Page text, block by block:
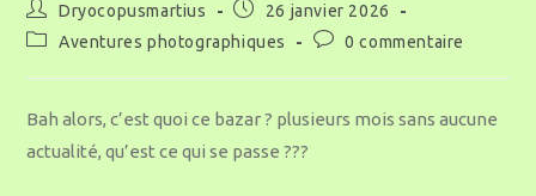
Dryocopusmartius
26 janvier 2026
Aventures photographiques
0 commentaire
Bah alors, c’est quoi ce bazar ? plusieurs mois sans aucune
actualité, qu’est ce qui se passe ???